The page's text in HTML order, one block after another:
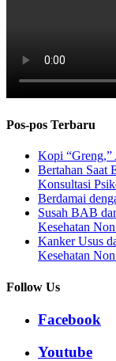
Pos-pos Terbaru
Kopi “Greng,”
Bertahan Saat
Konsultasi
Berdamai
Susah BAB
Kesehatan
Kanker Usus
Kesehatan
Follow Us
Facebook
Youtube